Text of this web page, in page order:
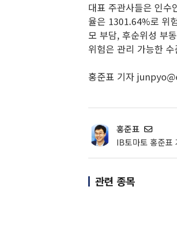
대표 주관사들은 인
율은 1301.64%로 위
모 부담, 후순위성 부
위험은 관리 가능한
홍준표 기자
홍준표
IB토마토 홍준표
관련 종목